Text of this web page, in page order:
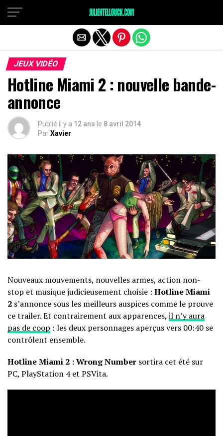
JEUX VIDÉO
Hotline Miami 2 : nouvelle bande-
annonce
Publié il y a 12 ans le 8 avril 2014
ParXavier
Nouveaux mouvements, nouvelles armes, action non-
stop et musique judicieusement choisie : Hotline Miami
2 s’annonce sous les meilleurs auspices comme le prouve
ce trailer. Et contrairement aux apparences, il n’y aura
pas de coop : les deux personnages aperçus vers 00:40 se
contrôlent ensemble.
Hotline Miami 2 : Wrong Number sortira cet été sur
PC, PlayStation 4 et PSVita.